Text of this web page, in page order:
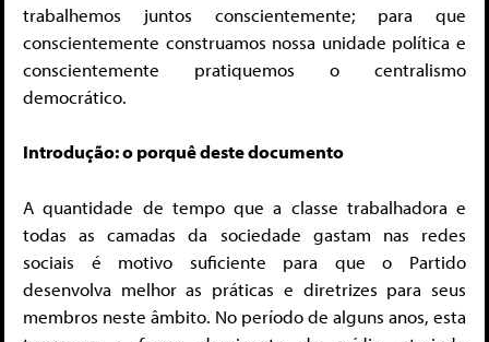
trabalhemos juntos conscientemente; para que
conscientemente construamos nossa unidade política e
conscientemente pratiquemos o centralismo
democrático.
Introdução: o porquê deste documento
A quantidade de tempo que a classe trabalhadora e
todas as camadas da sociedade gastam nas redes
sociais é motivo suficiente para que o Partido
desenvolva melhor as práticas e diretrizes para seus
membros neste âmbito. No período de alguns anos, esta